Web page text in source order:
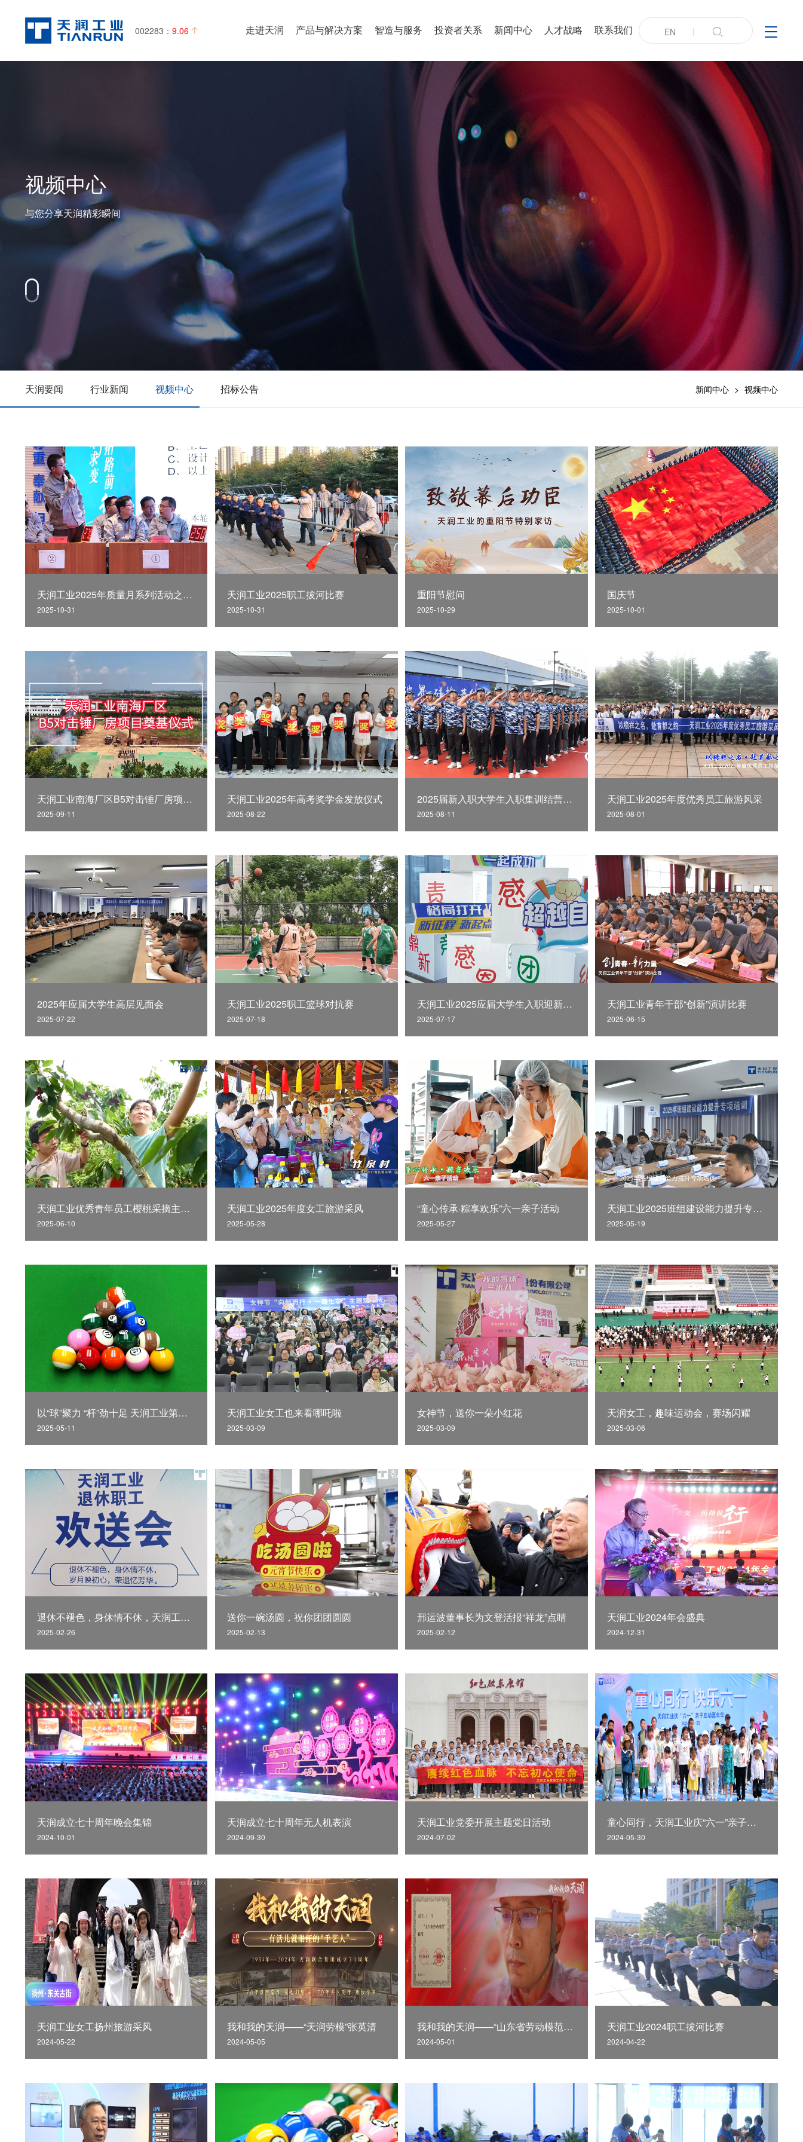
002283： 9.06 
EN 
走进天润 产品与解决方案 智造与服务 投资者关系 新闻中心 人才战略 联系我们
视频中心
与您分享天润精彩瞬间
天润要闻 行业新闻 视频中心 招标公告 新闻中心 > 视频中心
天润工业2025年质量月系列活动之质量知识竞赛
2025-10-31
天润工业2025职工拔河比赛
2025-10-31
重阳节慰问
2025-10-29
国庆节
2025-10-01
天润工业南海厂区B5对击锤厂房项目奠基仪式
2025-09-11
天润工业2025年高考奖学金发放仪式
2025-08-22
2025届新入职大学生入职集训结营仪式
2025-08-11
天润工业2025年度优秀员工旅游风采
2025-08-01
2025年应届大学生高层见面会
2025-07-22
天润工业2025职工篮球对抗赛
2025-07-18
天润工业2025应届大学生入职迎新正式启动
2025-07-17
天润工业青年干部“创新”演讲比赛
2025-06-15
天润工业优秀青年员工樱桃采摘主题活动
2025-06-10
天润工业2025年度女工旅游采风
2025-05-28
“童心传承·粽享欢乐”六一亲子活动
2025-05-27
天润工业2025班组建设能力提升专项培训正式启动
2025-05-19
以“球”聚力 “杆”劲十足 天润工业第二届职工台球赛
2025-05-11
天润工业女工也来看哪吒啦
2025-03-09
女神节，送你一朵小红花
2025-03-09
天润女工，趣味运动会，赛场闪耀
2025-03-06
退休不褪色，身休情不休，天润工业退休职工欢送会
2025-02-26
送你一碗汤圆，祝你团团圆圆
2025-02-13
邢运波董事长为文登活报“祥龙”点睛
2025-02-12
天润工业2024年会盛典
2024-12-31
天润成立七十周年晚会集锦
2024-10-01
天润成立七十周年无人机表演
2024-09-30
天润工业党委开展主题党日活动
2024-07-02
童心同行，天润工业庆“六一”亲子互动嘉年华
2024-05-30
天润工业女工扬州旅游采风
2024-05-22
我和我的天润——“天润劳模”张英清
2024-05-05
我和我的天润——“山东省劳动模范”王军
2024-05-01
天润工业2024职工拔河比赛
2024-04-22